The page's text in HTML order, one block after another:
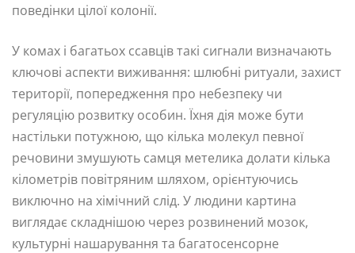
поведінки цілої колонії.
У комах і багатьох ссавців такі сигнали визначають
ключові аспекти виживання: шлюбні ритуали, захист
території, попередження про небезпеку чи
регуляцію розвитку особин. Їхня дія може бути
настільки потужною, що кілька молекул певної
речовини змушують самця метелика долати кілька
кілометрів повітряним шляхом, орієнтуючись
виключно на хімічний слід. У людини картина
виглядає складнішою через розвинений мозок,
культурні нашарування та багатосенсорне